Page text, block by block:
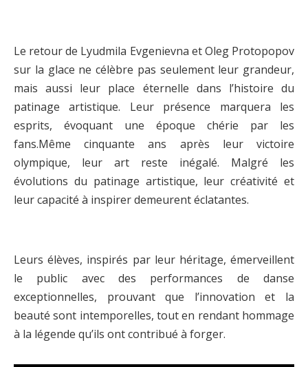
Le retour de Lyudmila Evgenievna et Oleg Protopopov
sur la glace ne célèbre pas seulement leur grandeur,
mais aussi leur place éternelle dans l’histoire du
patinage artistique. Leur présence marquera les
esprits, évoquant une époque chérie par les
fans.Même cinquante ans après leur victoire
olympique, leur art reste inégalé. Malgré les
évolutions du patinage artistique, leur créativité et
leur capacité à inspirer demeurent éclatantes.
Leurs élèves, inspirés par leur héritage, émerveillent
le public avec des performances de danse
exceptionnelles, prouvant que l’innovation et la
beauté sont intemporelles, tout en rendant hommage
à la légende qu’ils ont contribué à forger.